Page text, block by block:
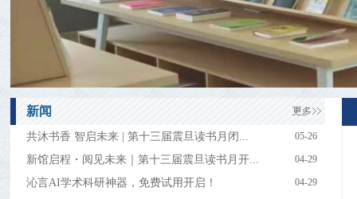
新闻
共沐书香 智启未来 | 第十三届震旦读书月闭... 05-26
新馆启程・阅见未来｜第十三届震旦读书月开... 04-29
沁言AI学术科研神器，免费试用开启！ 04-29